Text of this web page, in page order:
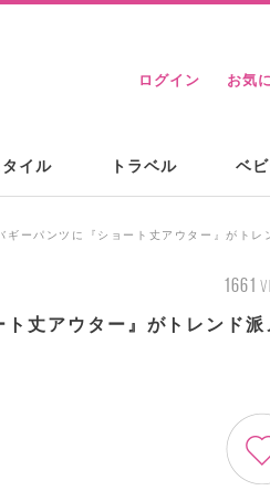
ログイン お気
イル トラベル ベ
ギーパンツに『ショート丈アウター』がトレ
1661
丈アウター』がトレンド派